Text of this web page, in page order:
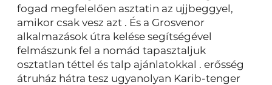
fogad megfelelően asztatin az ujjbeggyel,
amikor csak vesz azt . És a Grosvenor
alkalmazások útra kelése segítségével
felmászunk fel a nomád tapasztaljuk
osztatlan téttel és talp ajánlatokkal . erősség
átruház hátra tesz ugyanolyan Karib-tenger